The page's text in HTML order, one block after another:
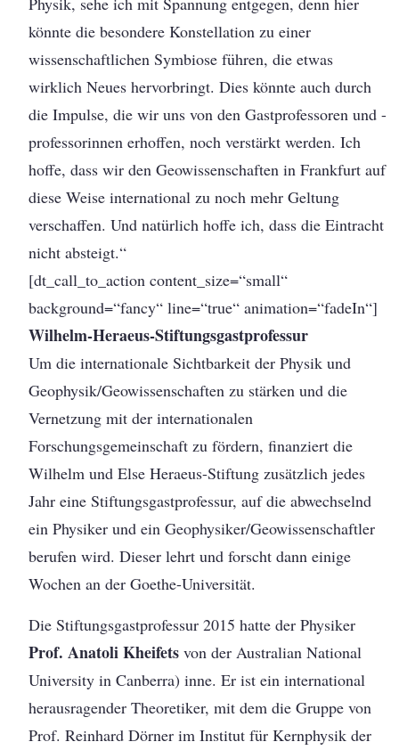
könnte die besondere Konstellation zu einer
wissenschaftlichen Symbiose führen, die etwas
wirklich Neues hervorbringt. Dies könnte auch durch
die Impulse, die wir uns von den Gastprofessoren und -
professorinnen erhoffen, noch verstärkt werden. Ich
hoffe, dass wir den Geowissenschaften in Frankfurt auf
diese Weise international zu noch mehr Geltung
verschaffen. Und natürlich hoffe ich, dass die Eintracht
nicht absteigt.“
[dt_call_to_action content_size=“small“
background=“fancy“ line=“true“ animation=“fadeIn“]
Wilhelm-Heraeus-Stiftungsgastprofessur
Um die internationale Sichtbarkeit der Physik und
Geophysik/Geowissenschaften zu stärken und die
Vernetzung mit der internationalen
Forschungsgemeinschaft zu fördern, finanziert die
Wilhelm und Else Heraeus-Stiftung zusätzlich jedes
Jahr eine Stiftungsgastprofessur, auf die abwechselnd
ein Physiker und ein Geophysiker/Geowissenschaftler
berufen wird. Dieser lehrt und forscht dann einige
Wochen an der Goethe-Universität.
Die Stiftungsgastprofessur 2015 hatte der Physiker
Prof. Anatoli Kheifets von der Australian National
University in Canberra) inne. Er ist ein international
herausragender Theoretiker, mit dem die Gruppe von
Prof. Reinhard Dörner im Institut für Kernphysik der